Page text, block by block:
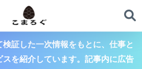
証した一次情報をもとに、仕事と
を紹介しています。記事内に広告